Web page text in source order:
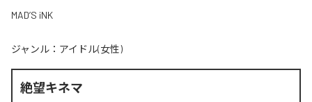
MAD’S iNK
ジャンル： アイドル(女性)
絶望キネマ